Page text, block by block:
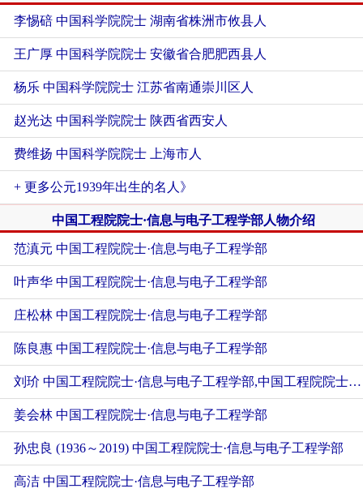
李惕碚 中国科学院院士 湖南省株洲市攸县人
王广厚 中国科学院院士 安徽省合肥肥西县人
杨乐 中国科学院院士 江苏省南通崇川区人
赵光达 中国科学院院士 陕西省西安人
费维扬 中国科学院院士 上海市人
+ 更多公元1939年出生的名人》
中国工程院院士·信息与电子工程学部人物介绍
范滇元 中国工程院院士·信息与电子工程学部
叶声华 中国工程院院士·信息与电子工程学部
庄松林 中国工程院院士·信息与电子工程学部
陈良惠 中国工程院院士·信息与电子工程学部
刘玠 中国工程院院士·信息与电子工程学部,中国工程院院士·工程管理学部
姜会林 中国工程院院士·信息与电子工程学部
孙忠良 (1936～2019) 中国工程院院士·信息与电子工程学部
高洁 中国工程院院士·信息与电子工程学部